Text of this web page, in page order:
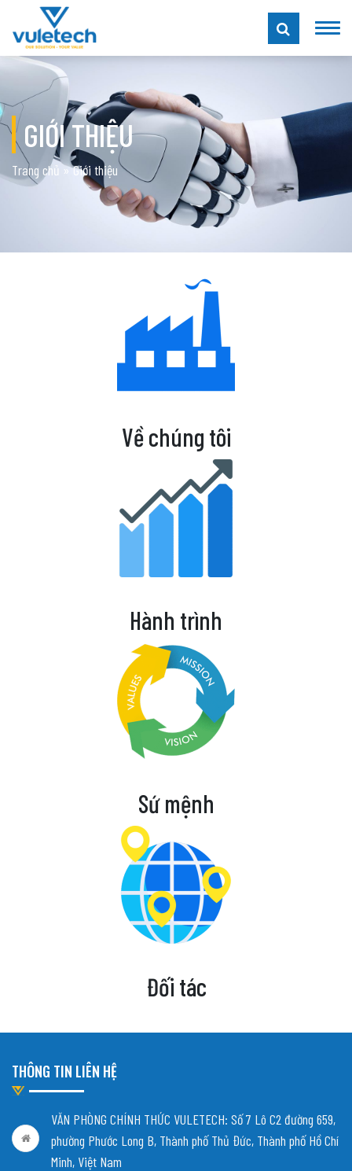
GIỚI THIỆU
Trang chủ »Giới thiệu
Về chúng tôi
Hành trình
Sứ mệnh
Đối tác
THÔNG TIN LIÊN HỆ
VĂN PHÒNG CHÍNH THỨC VULETECH: Số 7 Lô C2 đường 659,
phường Phước Long B, Thành phố Thủ Đức, Thành phố Hồ Chí
Minh, Việt Nam